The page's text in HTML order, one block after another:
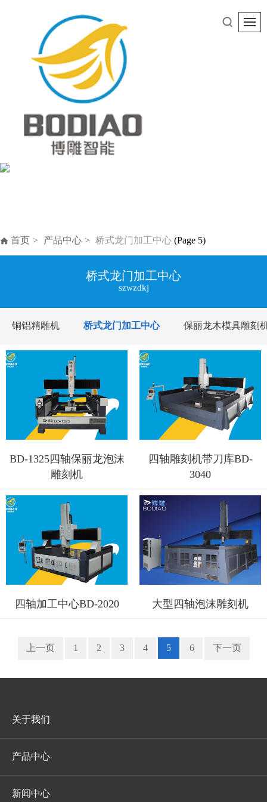
首页 产品中心 桥式龙门加工中心 (Page 5)
桥式龙门加工中心
szwzdkj
铜铝精雕机 桥式龙门加工中心 保丽龙木模具雕刻
BD-1325四轴保丽龙泡沫
雕刻机
四轴雕刻机带刀库BD-
3040
四轴加工中心BD-2020 大型四轴泡沫雕刻机
上一页 1 2 3 4 5 6 下一页
关于我们
产品中心
新闻中心